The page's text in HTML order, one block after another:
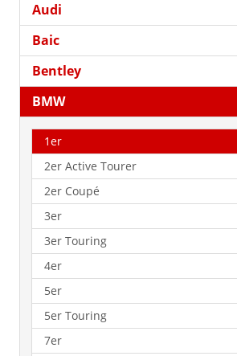
Audi
Baic
Bentley
BMW
1er
2er Active Tourer
2er Coupé
3er
3er Touring
4er
5er
5er Touring
7er